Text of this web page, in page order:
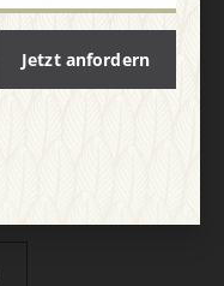
Jetzt anfordern